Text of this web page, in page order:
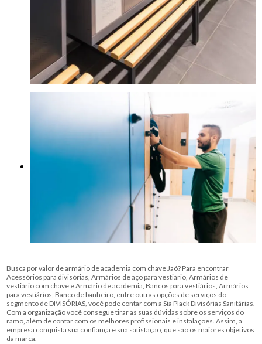
Busca por valor de armário de academia com chave Jaó? Para encontrar
Acessórios para divisórias, Armários de aço para vestiário, Armários de
vestiário com chave e Armário de academia, Bancos para vestiários, Armários
para vestiários, Banco de banheiro, entre outras opções de serviços do
segmento de DIVISÓRIAS, você pode contar com a Sia Plack Divisórias Sanitárias.
Com a organização você consegue tirar as suas dúvidas sobre os serviços do
ramo, além de contar com os melhores profissionais e instalações. Assim, a
empresa conquista sua confiança e sua satisfação, que são os maiores objetivos
da marca.